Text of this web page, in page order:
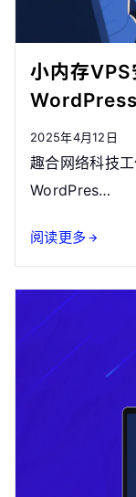
小内存
2025年4月12日
趣合网络科技
WordPres…
阅读更多